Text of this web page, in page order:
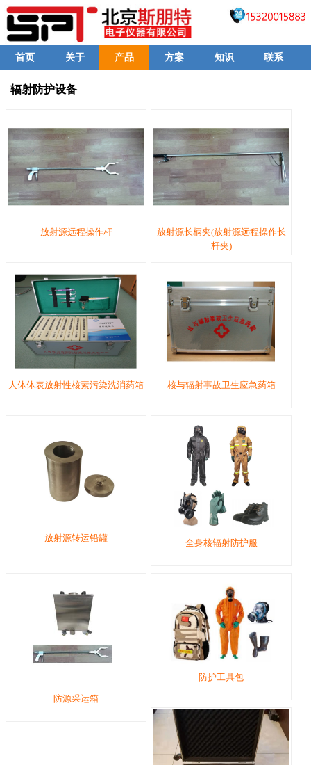
首页 关于 产品 方案 知识 联系
辐射防护设备
放射源远程操作杆
放射源长柄夹(放射源远程操作长
杆夹)
人体体表放射性核素污染洗消药箱 核与辐射事故卫生应急药箱
放射源转运铅罐 全身核辐射防护服
防源采运箱
防护工具包